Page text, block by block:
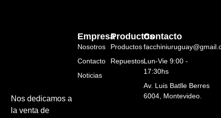
Nos dedicamos a
la venta de
Productos
Productos
Repuestos
Empresa
Nosotros
Contacto
Noticias
Contacto
Lun-Vie 9:00 -
17:30hs
Av. Luis Batlle Berres
6004, Montevideo.